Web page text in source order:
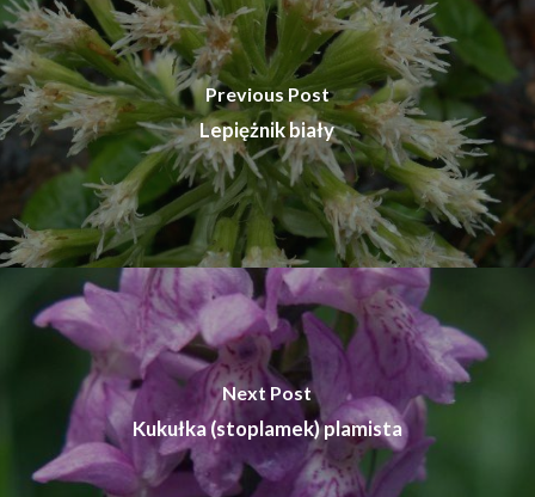
Previous Post
Lepiężnik biały
Next Post
Kukułka (stoplamek) plamista